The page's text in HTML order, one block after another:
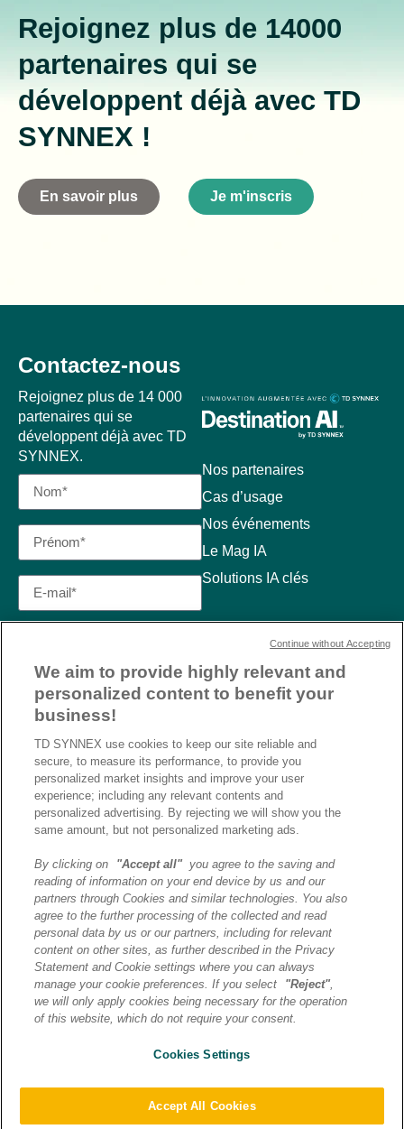
Rejoignez plus de 14000
partenaires qui se
développent déjà avec TD
SYNNEX !
En savoir plus Je m'inscris
Nos partenaires
Cas d’usage
Nos événements
Le Mag IA
Solutions IA clés
Contactez-nous
Rejoignez plus de 14 000
partenaires qui se
développent déjà avec TD
SYNNEX.
J’ai lu et j’accepte la
politique de confidentialité et
les conditions d’utilisation
de Destination AI.​
ENVOYER
cookies|Transfert de données
We aim to provide highly relevant and
personalized content to benefit your
business!
TD SYNNEX use cookies to keep our site reliable and
secure, to measure its performance, to provide you
personalized market insights and improve your user
experience; including any relevant contents and
personalized advertising. By rejecting we will show you the
same amount, but not personalized marketing ads.
By clicking on "Accept all"you agree to the saving and
reading of information on your end device by us and our
partners through Cookies and similar technologies. You also
agree to the further processing of the collected and read
personal data by us or our partners, including for relevant
content on other sites, as further described in the Privacy
Statement and Cookie settings where you can always
manage your cookie preferences. If you select
"Reject",
we will only apply cookies being necessary for the operation
of this website, which do not require your consent.
Cookies Settings
Accept All Cookies
Continue without Accepting